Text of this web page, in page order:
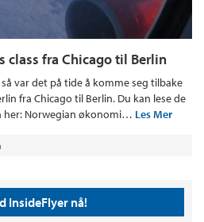
class fra Chicago til Berlin
var det på tide å komme seg tilbake
fra Chicago til Berlin. Du kan lese de
her: Norwegian økonomi… Les Mer
InsideFlyer nå!